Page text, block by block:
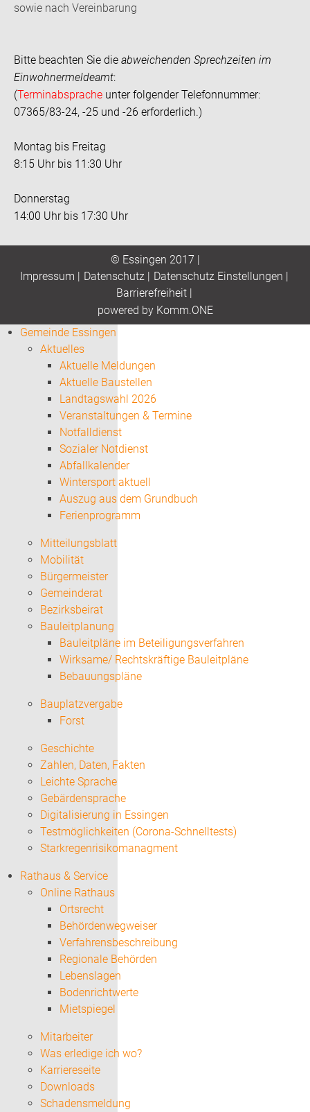
sowie nach Vereinbarung
Bitte beachten Sie die abweichenden Sprechzeiten im
Einwohnermeldeamt:
(Terminabsprache unter folgender Telefonnummer:
07365/83-24, -25 und -26 erforderlich.)
Montag bis Freitag
8:15 Uhr bis 11:30 Uhr
Donnerstag
14:00 Uhr bis 17:30 Uhr
© Essingen 2017 |
Impressum | Datenschutz| Datenschutz Einstellungen |
Barrierefreiheit|
powered by Komm.ONE
Gemeinde Essingen
Aktuelles
Aktuelle Meldungen
Aktuelle Baustellen
Landtagswahl 2026
Veranstaltungen & Termine
Notfalldienst
Sozialer Notdienst
Abfallkalender
Wintersport aktuell
Auszug aus dem Grundbuch
Ferienprogramm
Mitteilungsblatt
Mobilität
Bürgermeister
Gemeinderat
Bezirksbeirat
Bauleitplanung
Bauleitpläne im Beteiligungsverfahren
Wirksame/ Rechtskräftige Bauleitpläne
Bebauungspläne
Bauplatzvergabe
Forst
Geschichte
Zahlen, Daten, Fakten
Leichte Sprache
Gebärdensprache
Digitalisierung in Essingen
Testmöglichkeiten (Corona-Schnelltests)
Starkregenrisikomanagment
Rathaus & Service
Online Rathaus
Ortsrecht
Behördenwegweiser
Verfahrensbeschreibung
Regionale Behörden
Lebenslagen
Bodenrichtwerte
Mietspiegel
Mitarbeiter
Was erledige ich wo?
Karriereseite
Downloads
Schadensmeldung